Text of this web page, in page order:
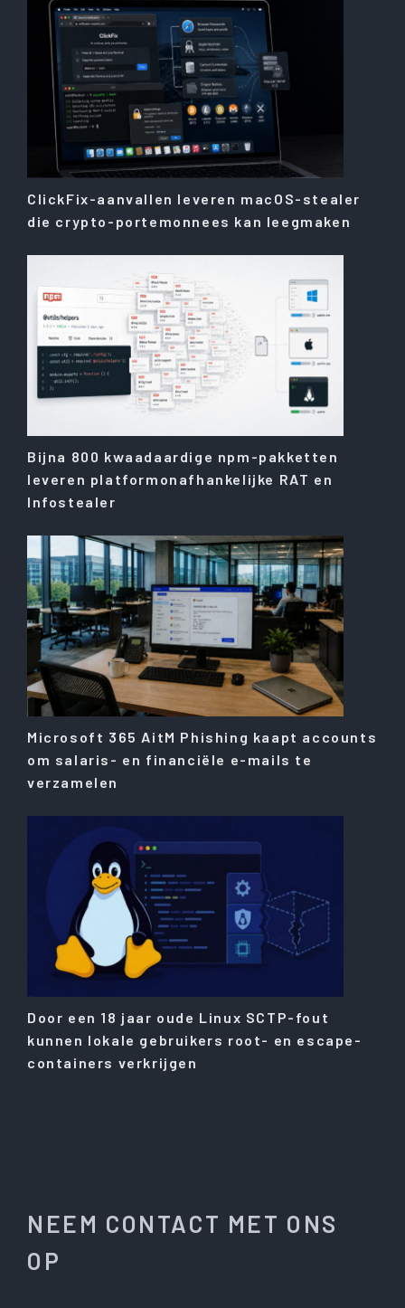
ClickFix-aanvallen leveren macOS-stealer
die crypto-portemonnees kan leegmaken
Bijna 800 kwaadaardige npm-pakketten
leveren platformonafhankelijke RAT en
Infostealer
Microsoft 365 AitM Phishing kaapt accounts
om salaris- en financiële e-mails te
verzamelen
Door een 18 jaar oude Linux SCTP-fout
kunnen lokale gebruikers root- en escape-
containers verkrijgen
NEEM CONTACT MET ONS
OP